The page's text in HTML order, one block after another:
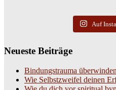
Auf
Neueste Beiträge
Bindungstrauma überwinden
Wie Selbstzweifel deinen